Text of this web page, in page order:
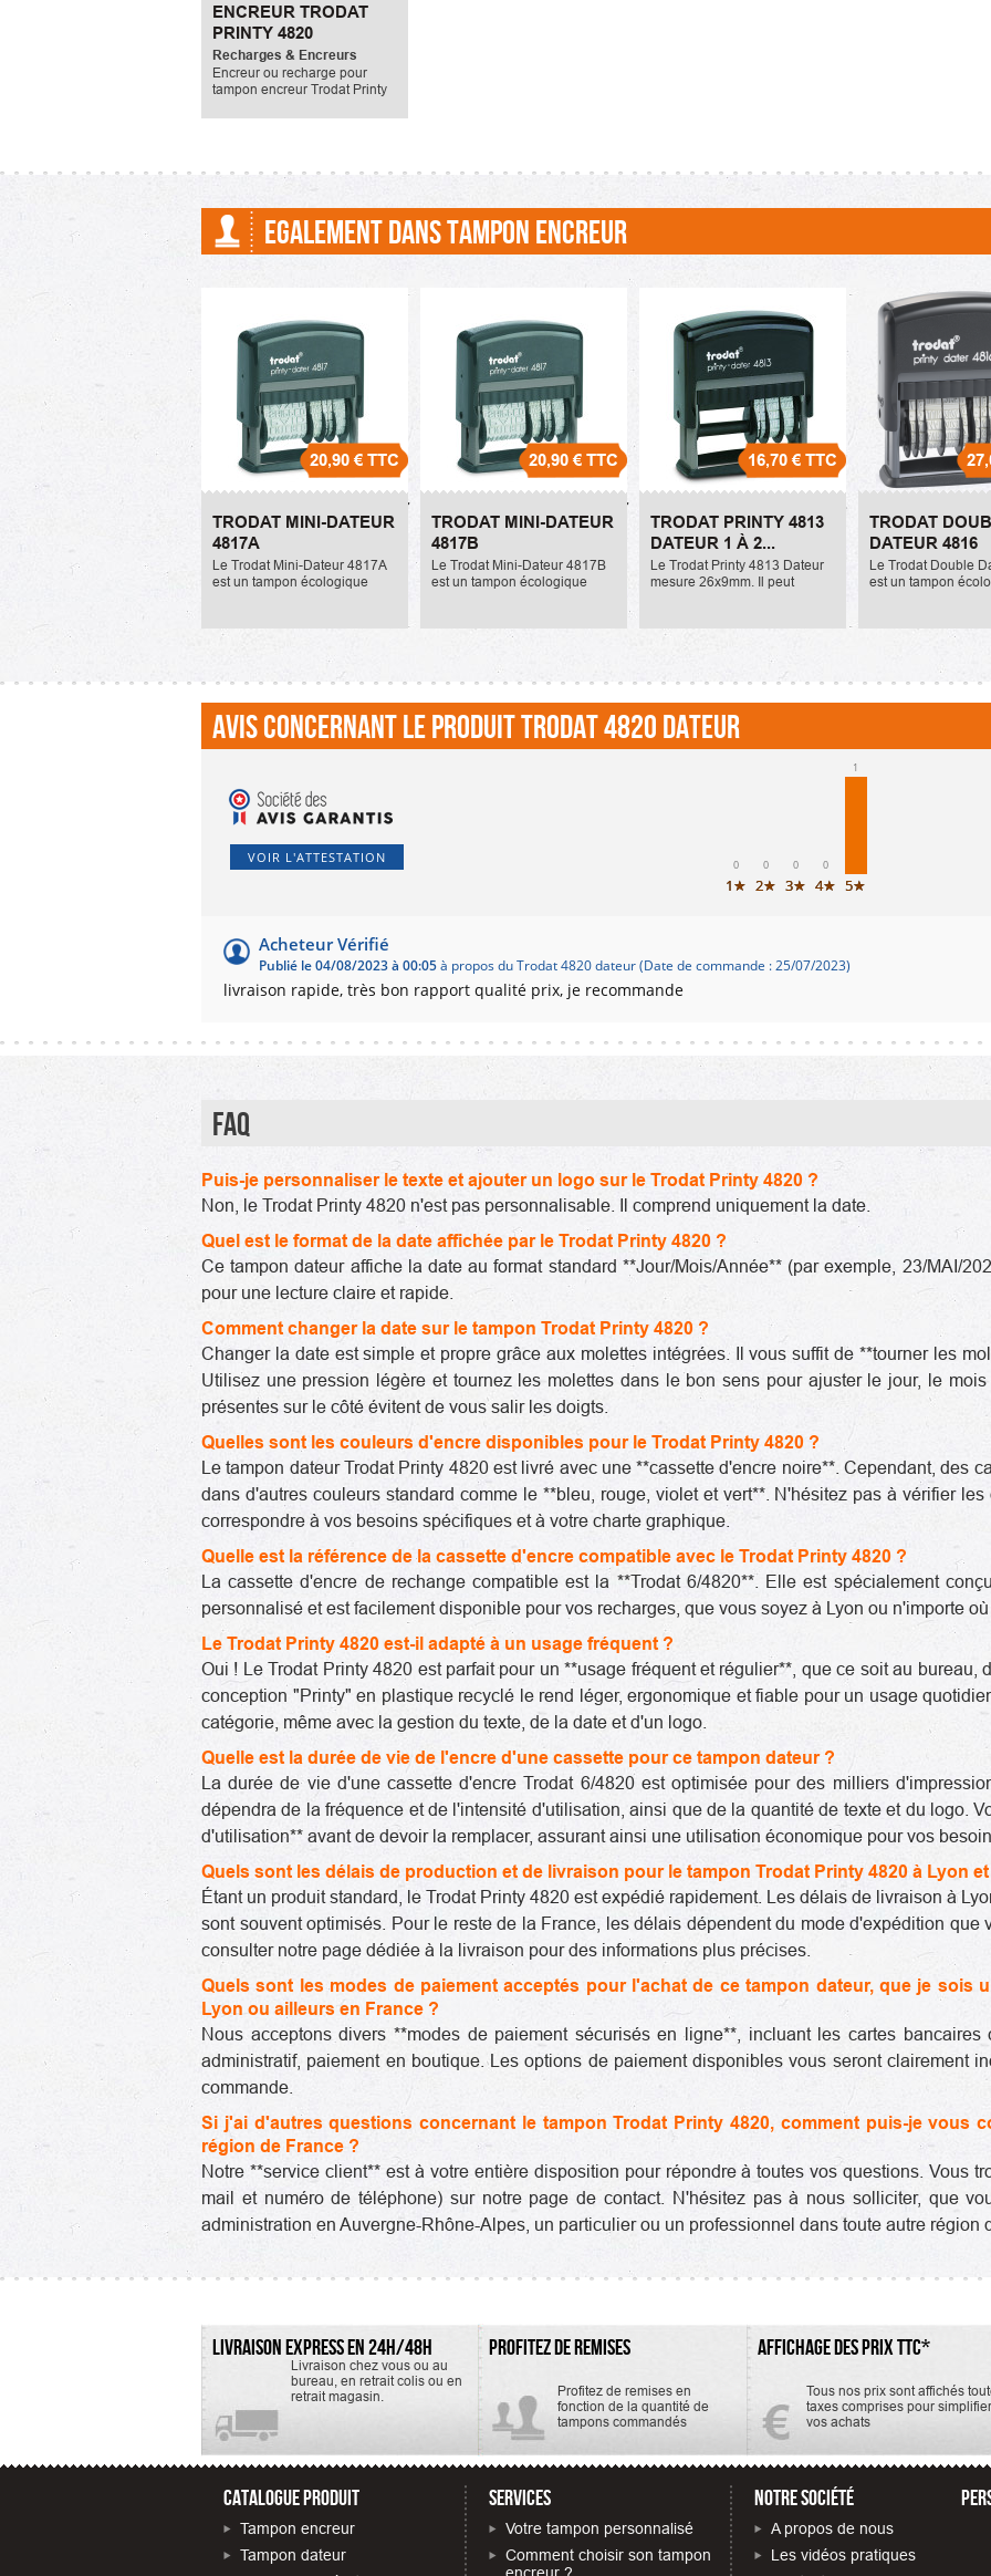
ENCREUR TRODAT
PRINTY 4820
Recharges & Encreurs
Encreur ou recharge pour
tampon encreur Trodat Printy
EGALEMENT DANS TAMPON ENCREUR
20,90 €TTC
TRODAT MINI-DATEUR
4817A
Le Trodat Mini-Dateur 4817A
est un tampon écologique
permettant d'insérer une
Trodat Mini-Dateur
4817A
20,90 €TTC
TRODAT MINI-DATEUR
4817B
Le Trodat Mini-Dateur 4817B
est un tampon écologique
entier + date. Il ne permet pas
Trodat Mini-Dateur
4817B
16,70 €TTC
TRODAT PRINTY 4813
DATEUR 1 À 2...
Le Trodat Printy 4813 Dateur
mesure 26x9mm. Il peut
La référence de l'encreur ou
Trodat Printy 4813
Dateur 1 à 2 lignes
TRODAT
DATEUR 4816
Le Trodat Double
est un tampon
cet appareil. La
4816
Avis concernant le produit Trodat 4820 dateur
VOIR L'ATTESTATION 0
1★
0
2★
0
3★
0
4★
1
5★
Acheteur Vérifié
Publié le 04/08/2023 à 00:05à propos du Trodat 4820 dateur (Date de commande : 25/07/2023)
livraison rapide, très bon rapport qualité prix, je recommande
FAQ
Puis-je personnaliser le texte et ajouter un logo sur le Trodat Printy 4820 ?
Non, le Trodat Printy 4820 n'est pas personnalisable. Il comprend uniquement la date.
Quel est le format de la date affichée par le Trodat Printy 4820 ?
Ce tampon dateur affiche la date au format standard **Jour/Mois/Année** (par exemple, 23/MAI/
pour une lecture claire et rapide.
Comment changer la date sur le tampon Trodat Printy 4820 ?
Changer la date est simple et propre grâce aux molettes intégrées. Il vous suffit de **tourner les
Utilisez une pression légère et tournez les molettes dans le bon sens pour ajuster le jour, le
présentes sur le côté évitent de vous salir les doigts.
Quelles sont les couleurs d'encre disponibles pour le Trodat Printy 4820 ?
Le tampon dateur Trodat Printy 4820 est livré avec une **cassette d'encre noire**. Cependant, des
dans d'autres couleurs standard comme le **bleu, rouge, violet et vert**. N'hésitez pas à vérifier
correspondre à vos besoins spécifiques et à votre charte graphique.
Quelle est la référence de la cassette d'encre compatible avec le Trodat Printy 4820 ?
La cassette d'encre de rechange compatible est la **Trodat 6/4820**. Elle est spécialement
personnalisé et est facilement disponible pour vos recharges, que vous soyez à Lyon ou n'importe
Le Trodat Printy 4820 est-il adapté à un usage fréquent ?
Oui ! Le Trodat Printy 4820 est parfait pour un **usage fréquent et régulier**, que ce soit au bureau,
conception "Printy" en plastique recyclé le rend léger, ergonomique et fiable pour un usage
catégorie, même avec la gestion du texte, de la date et d'un logo.
Quelle est la durée de vie de l'encre d'une cassette pour ce tampon dateur ?
La durée de vie d'une cassette d'encre Trodat 6/4820 est optimisée pour des milliers
dépendra de la fréquence et de l'intensité d'utilisation, ainsi que de la quantité de texte et du logo.
d'utilisation** avant de devoir la remplacer, assurant ainsi une utilisation économique pour vos
Quels sont les délais de production et de livraison pour le tampon Trodat Printy 4820 à Lyon
Étant un produit standard, le Trodat Printy 4820 est expédié rapidement. Les délais de livraison à
sont souvent optimisés. Pour le reste de la France, les délais dépendent du mode d'expédition
consulter notre page dédiée à la livraison pour des informations plus précises.
Quels sont les modes de paiement acceptés pour l'achat de ce tampon dateur, que je sois
Lyon ou ailleurs en France ?
Nous acceptons divers **modes de paiement sécurisés en ligne**, incluant les cartes bancaires
administratif, paiement en boutique. Les options de paiement disponibles vous seront clairement
commande.
Si j'ai d'autres questions concernant le tampon Trodat Printy 4820, comment puis-je vous
région de France ?
Notre **service client** est à votre entière disposition pour répondre à toutes vos questions. Vous
mail et numéro de téléphone) sur notre page de contact. N'hésitez pas à nous solliciter, que
administration en Auvergne-Rhône-Alpes, un particulier ou un professionnel dans toute autre région
LIVRAISON EXPRESS EN 24H/48H
Livraison chez vous ou au
bureau, en retrait colis ou en
retrait magasin.
PROFITEZ DE REMISES
Profitez de remises en
fonction de la quantité de
tampons commandés
AFFICHAGE DES PRIX TTC*
Tous nos prix sont affichés
taxes comprises pour simplifier
vos achats
CATALOGUE PRODUIT
Tampon encreur
Tampon dateur
SERVICES
Votre tampon personnalisé
Comment choisir son tampon
encreur ?
NOTRE SOCIÉTÉ
A propos de nous
Les vidéos pratiques